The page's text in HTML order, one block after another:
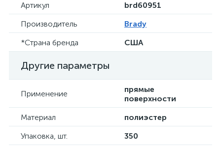
Артикул
brd60951
Производитель
Brady
*Страна бренда
США
Другие параметры
Применение
прямые
поверхности
Материал
полиэстер
Упаковка, шт.
350